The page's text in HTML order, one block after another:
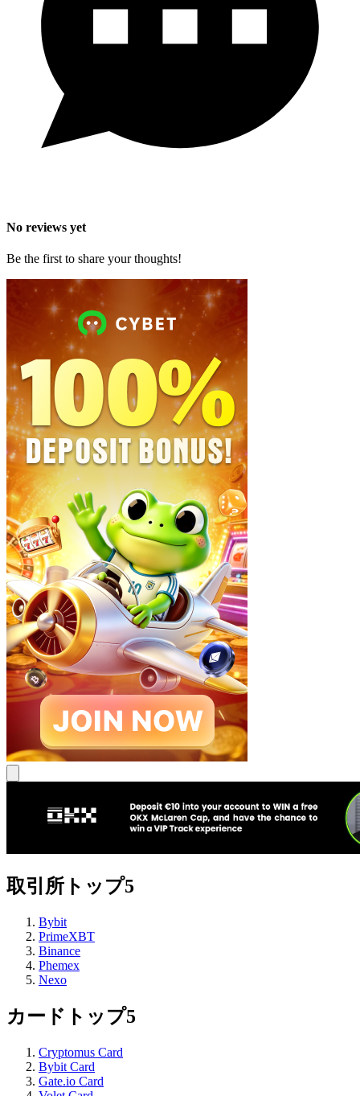
No reviews yet
Be the first to share your thoughts!
取引所トップ5
Bybit
PrimeXBT
Binance
Phemex
Nexo
カードトップ5
Cryptomus Card
Bybit Card
Gate.io Card